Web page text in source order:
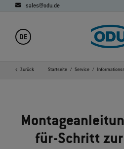
sales@odu.de
DE
Zurück Startseite Service
für-Schritt